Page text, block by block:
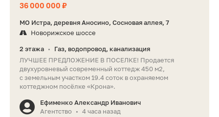
36 000 000 ₽
МО Истра, деревня Аносино, Сосновая аллея, 7
Новорижское шоссе
2 этажа •
Газ, водопровод, канализация
ЛУЧШЕЕ ПРЕДЛОЖЕНИЕ В ПОСЕЛКЕ! Продается
двухуровневый современный коттедж 450 м2,
с земельным участком 19.4 соток в охраняемом
коттеджном посёлке «Крона».
Ефименко Александр Иванович
Агентство
• 4 часа назад